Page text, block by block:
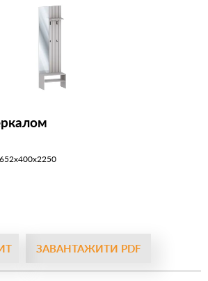
ЗАВАНТАЖИТИ PDF
652х400х2250